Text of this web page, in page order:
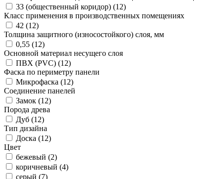
33 (общественный коридор) (12)
Класс применения в производственных помещениях
42 (12)
Толщина защитного (износостойкого) слоя, мм
0,55 (12)
Основной материал несущего слоя
ПВХ (PVC) (12)
Фаска по периметру панели
Микрофаска (12)
Соединение панелей
Замок (12)
Порода древа
Дуб (12)
Тип дизайна
Доска (12)
Цвет
бежевый (2)
коричневый (4)
серый (7)